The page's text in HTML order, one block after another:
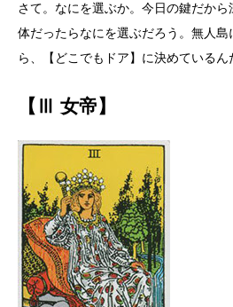
さて。なにを選ぶか。今日の鍵だか
体だったらなにを選ぶだろう。無人
ら、【どこでもドア】に決めているん
【Ⅲ 女帝】